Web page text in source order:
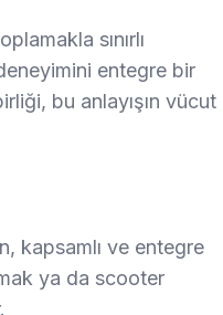
sınırlı
entegre bir
bu anlayışın vücut
kapsamlı ve entegre
ya da scooter